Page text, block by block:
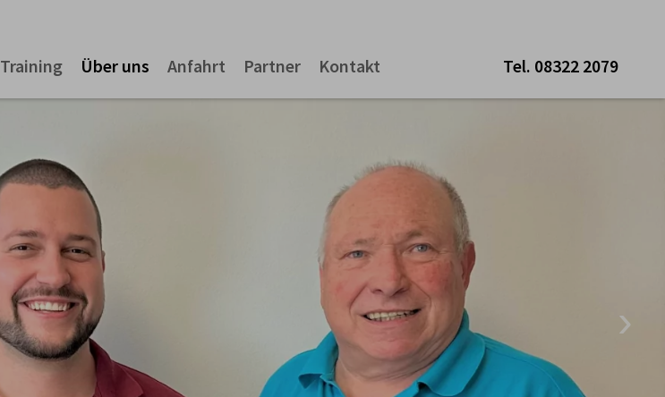
Training Über uns Anfahrt Partner Kontakt Tel. 08322 2079